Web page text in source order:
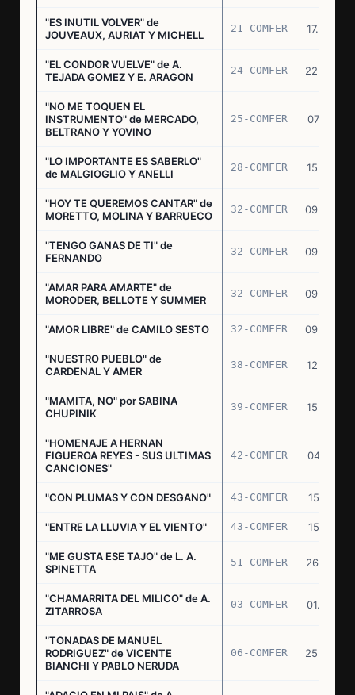
"ES INUTIL VOLVER" de
JOUVEAUX, AURIAT Y MICHELL
21-COMFER 17.06.76
"EL CONDOR VUELVE" de A.
TEJADA GOMEZ Y E. ARAGON
24-COMFER 22.06.76
"NO ME TOQUEN EL
INSTRUMENTO" de MERCADO,
BELTRANO Y YOVINO
25-COMFER 07.07.76
"LO IMPORTANTE ES SABERLO"
de MALGIOGLIO Y ANELLI
28-COMFER 15.07.76
"HOY TE QUEREMOS CANTAR" de
MORETTO, MOLINA Y BARRUECO
32-COMFER 09.09.76
"TENGO GANAS DE TI" de
FERNANDO
32-COMFER 09.09.76
"AMAR PARA AMARTE" de
MORODER, BELLOTE Y SUMMER
32-COMFER 09.09.76
"AMOR LIBRE" de CAMILO SESTO 32-COMFER 09.09.76
"NUESTRO PUEBLO" de
CARDENAL Y AMER
38-COMFER 12.10.76
"MAMITA, NO" por SABINA
CHUPINIK
39-COMFER 15.10.76
"HOMENAJE A HERNAN
FIGUEROA REYES - SUS ULTIMAS
CANCIONES"
42-COMFER 04.11.76
"CON PLUMAS Y CON DESGANO" 43-COMFER 15.11.76
"ENTRE LA LLUVIA Y EL VIENTO" 43-COMFER 15.11.76
"ME GUSTA ESE TAJO" de L. A.
SPINETTA
51-COMFER 26.12.76
"CHAMARRITA DEL MILICO" de A.
ZITARROSA
03-COMFER 01.02.77
"TONADAS DE MANUEL
RODRIGUEZ" de VICENTE
BIANCHI Y PABLO NERUDA
06-COMFER 25.02.77